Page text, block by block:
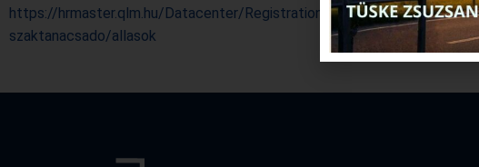
https://hrmaster.qlm.hu/Datacenter/Registration/JobAdvertisement/
szaktanacsado/allasok